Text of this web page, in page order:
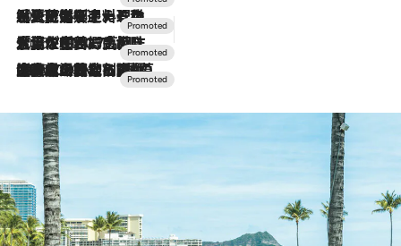
2026.7.24
【夏限定ディナーコース】旬を迎える稚鮎や花ズッキーニなどをイタリア・トスカーナの郷土料理の手法で満喫！
2026.7.17
「土佐和ハーブかき氷」がOMO7高知に登場！生姜、山椒、大葉など目にも舌にも涼を呼ぶ郷土の味
2026.7.10
NEW OPEN！【界 草津】名湯の地に誕生。趣の異なる2種の温泉と上州ならではの会席・蕎麦割烹など美食を味わう究極の癒やし旅